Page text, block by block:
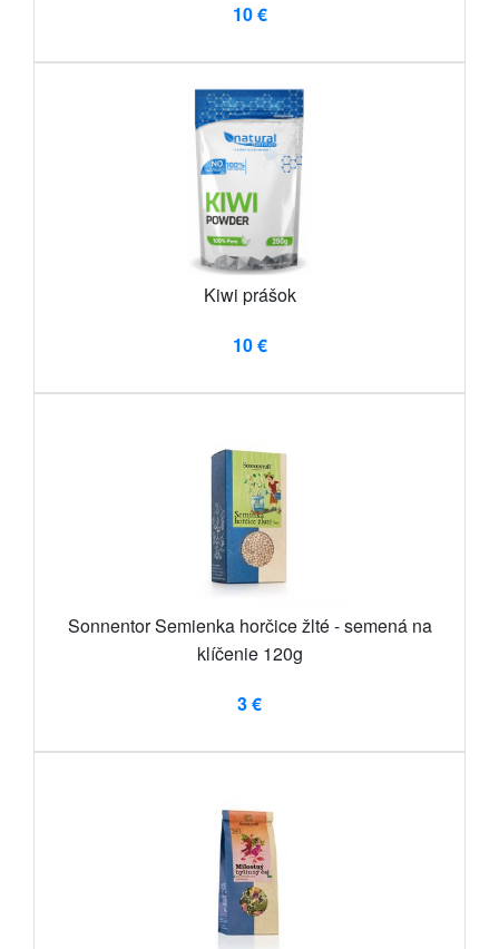
10 €
Kiwi prášok
10 €
Sonnentor Semienka horčice žlté - semená na
klíčenie 120g
3 €